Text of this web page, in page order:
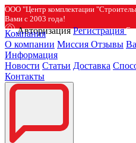
ООО "Центр комплектации
Вами с 2003 года!
Авторизация Регистрация
Компания
О компании Миссия Отзывы
Информация
Новости Статьи Доставка
Контакты